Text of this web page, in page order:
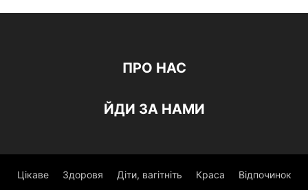
ПРО НАС
ЙДИ ЗА НАМИ
Цікаве Здоровя Діти, вагітніть Краса Відпочинок